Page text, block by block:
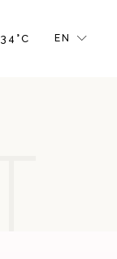
34 °C EN